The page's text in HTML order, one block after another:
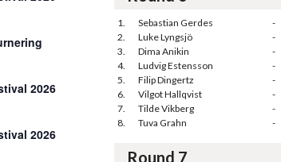
2026
2026
1. Sebastian Gerdes -
2.
Luke Lyngsjö -
3.
Dima Anikin -
4.
Ludvig Estensson -
5.
Filip Dingertz -
6.
Vilgot Hallqvist -
7.
Tilde Vikberg -
8.
Tuva Grahn -
Round 7